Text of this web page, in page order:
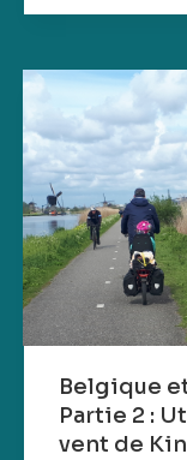
Belgique
Partie 2 :
vent de